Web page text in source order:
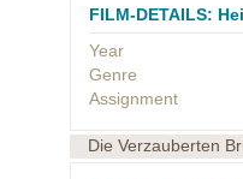
FILM-DETAILS:
Year
Genre
Assignment
Die Verzauberten